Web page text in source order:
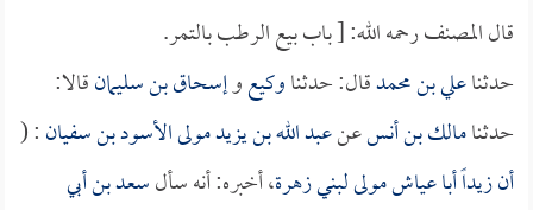
قال المصنف رحمه الله: [ باب بيع الرطب بالتمر.
حدثناعلي بن محمدقال: حدثناوكيعوإسحاق بن سليمانقالا:
حدثنامالك بن أنسعنعبد الله بن يزيد مولى الأسود بن سفيان: (
أنزيداً أبا عياش مولى لبني زهرة، أخبره: أنه سألسعد بن أبي